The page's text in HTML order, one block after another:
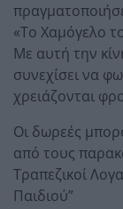
«Το Χαμόγελο
Με αυτή την
συνεχίσει να
χρειάζονται
Οι δωρεές
από τους
Τραπεζικοί
Παιδιού”